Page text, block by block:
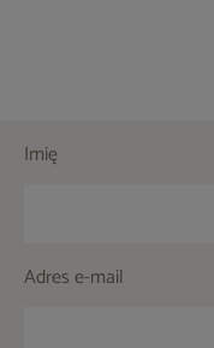
Imię
Adres e-mail